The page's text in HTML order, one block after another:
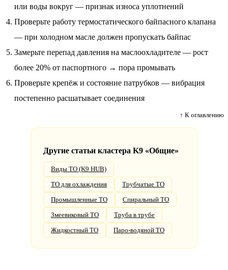
или воды вокруг — признак износа уплотнений
Проверьте работу термостатического байпасного клапана
— при холодном масле должен пропускать байпас
Замерьте перепад давления на маслоохладителе — рост
более 20% от паспортного → пора промывать
Проверьте крепёж и состояние патрубков — вибрация
постепенно расшатывает соединения
↑ К оглавлению
Другие статьи кластера K9 «Общие»
Виды ТО (K9 HUB)
ТО для охлаждения
Трубчатые ТО
Промышленные ТО
Спиральный ТО
Змеевиковый ТО
Труба в трубе
Жидкостный ТО
Паро-водяной ТО